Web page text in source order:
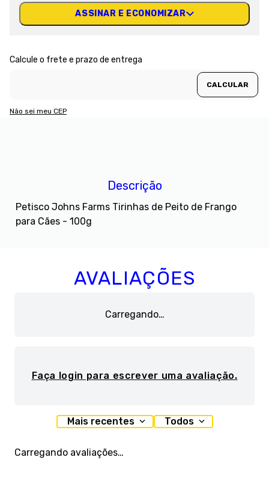
ASSINAR E ECONOMIZAR
Não sei meu CEP
Descrição
Petisco Johns Farms Tirinhas de Peito de Frango
para Cães - 100g
AVALIAÇÕES
Carregando…
Faça login para escrever uma avaliação.
Mais recentes Todos
Carregando avaliações…